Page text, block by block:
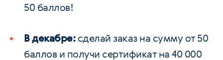
50 баллов!
В декабре:сделай заказ на сумму от 50
баллов и получи сертификат на 40 000